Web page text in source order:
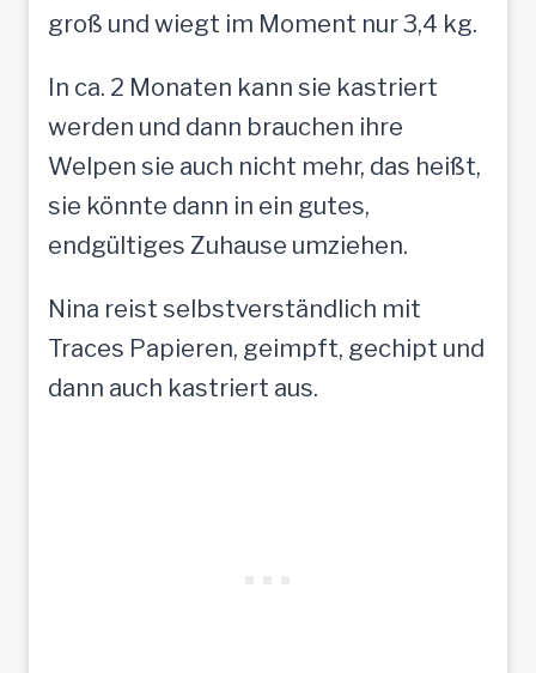
groß und wiegt im Moment nur 3,4 kg.
In ca. 2 Monaten kann sie kastriert
werden und dann brauchen ihre
Welpen sie auch nicht mehr, das heißt,
sie könnte dann in ein gutes,
endgültiges Zuhause umziehen.
Nina reist selbstverständlich mit
Traces Papieren, geimpft, gechipt und
dann auch kastriert aus.